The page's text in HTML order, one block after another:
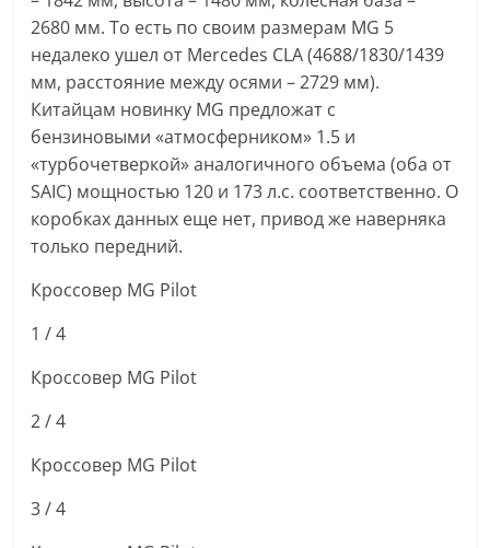
2680 мм. То есть по своим размерам MG 5
недалеко ушел от Mercedes CLA (4688/1830/1439
мм, расстояние между осями – 2729 мм).
Китайцам новинку MG предложат с
бензиновыми «атмосферником» 1.5 и
«турбочетверкой» аналогичного объема (оба от
SAIC) мощностью 120 и 173 л.с. соответственно. О
коробках данных еще нет, привод же наверняка
только передний.
Кроссовер MG Pilot
1 / 4
Кроссовер MG Pilot
2/ 4
Кроссовер MG Pilot
3/ 4